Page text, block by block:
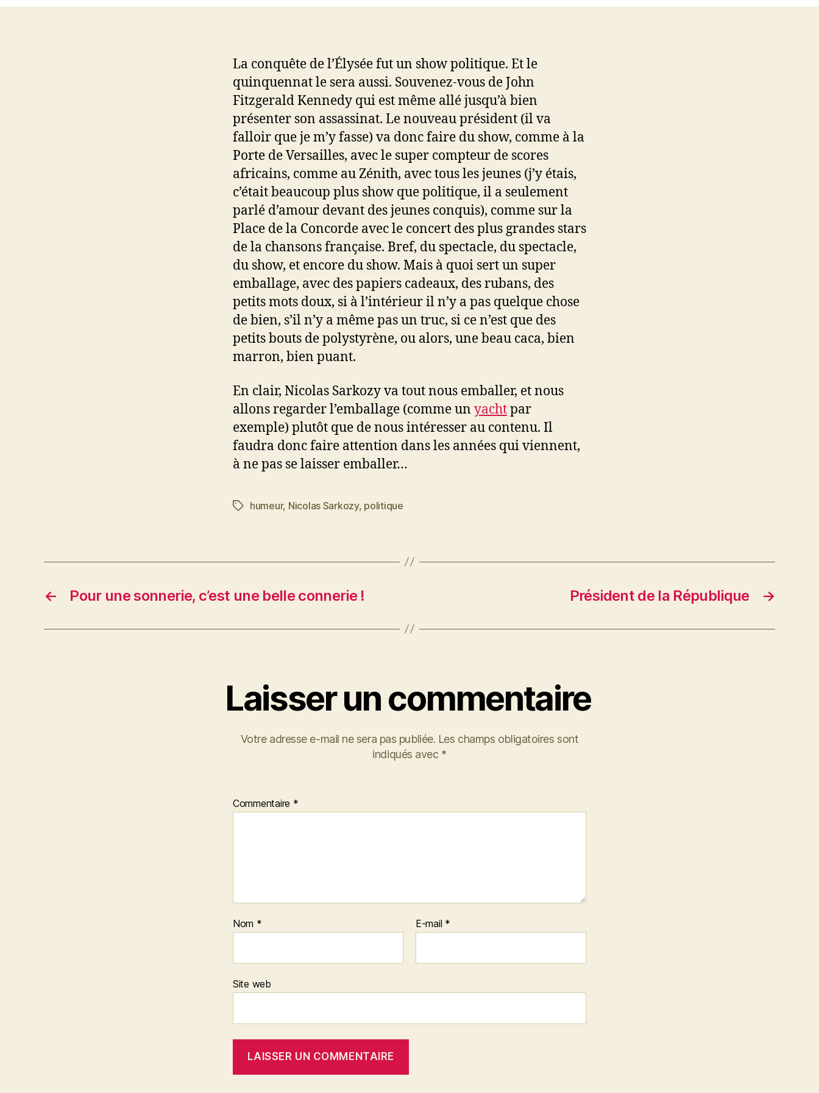
la
La conquête de l’Élysée fut un show politique. Et le
quinquennat le sera aussi. Souvenez-vous de John
Fitzgerald Kennedy qui est même allé jusqu’à bien
présenter son assassinat. Le nouveau président (il va
falloir que je m’y fasse) va donc faire du show, comme à la
Porte de Versailles, avec le super compteur de scores
africains, comme au Zénith, avec tous les jeunes (j’y étais,
c’était beaucoup plus show que politique, il a seulement
parlé d’amour devant des jeunes conquis), comme sur la
Place de la Concorde avec le concert des plus grandes stars
de la chansons française. Bref, du spectacle, du spectacle,
du show, et encore du show. Mais à quoi sert un super
emballage, avec des papiers cadeaux, des rubans, des
petits mots doux, si à l’intérieur il n’y a pas quelque chose
de bien, s’il n’y a même pas un truc, si ce n’est que des
petits bouts de polystyrène, ou alors, une beau caca, bien
marron, bien puant.
En clair, Nicolas Sarkozy va tout nous emballer, et nous
allons regarder l’emballage (comme un yachtpar
exemple) plutôt que de nous intéresser au contenu. Il
faudra donc faire attention dans les années qui viennent,
à ne pas se laisser emballer…
Étiquettes
humeur, Nicolas Sarkozy, politique
← Pour une sonnerie, c’est une belle connerie ! →
Président de la République
Laisser un commentaire
Votre adresse e-mail ne sera pas publiée. Les champs obligatoires sont
indiqués avec *
Commentaire *
Nom * E-mail *
Site web